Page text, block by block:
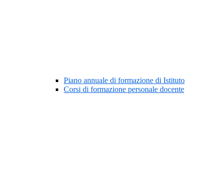
Piano annuale di formazione di Istituto
Corsi di formazione personale docente